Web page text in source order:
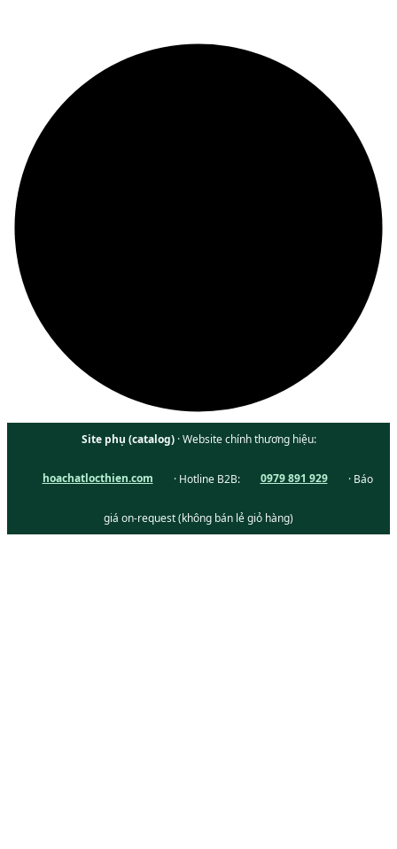
Site phụ (catalog)· Website chính thương hiệu:
hoachatlocthien.com · Hotline B2B: 0979 891 929 · Báo
giá on-request (không bán lẻ giỏ hàng)